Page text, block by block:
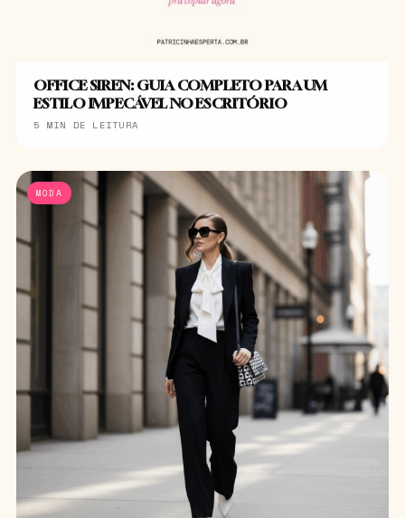
OFFICE SIREN: GUIA COMPLETO PARA UM
ESTILO IMPECÁVEL NO ESCRITÓRIO
5 MIN DE LEITURA
MODA